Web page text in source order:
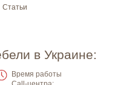
Статьи
в Украине:
Время работы